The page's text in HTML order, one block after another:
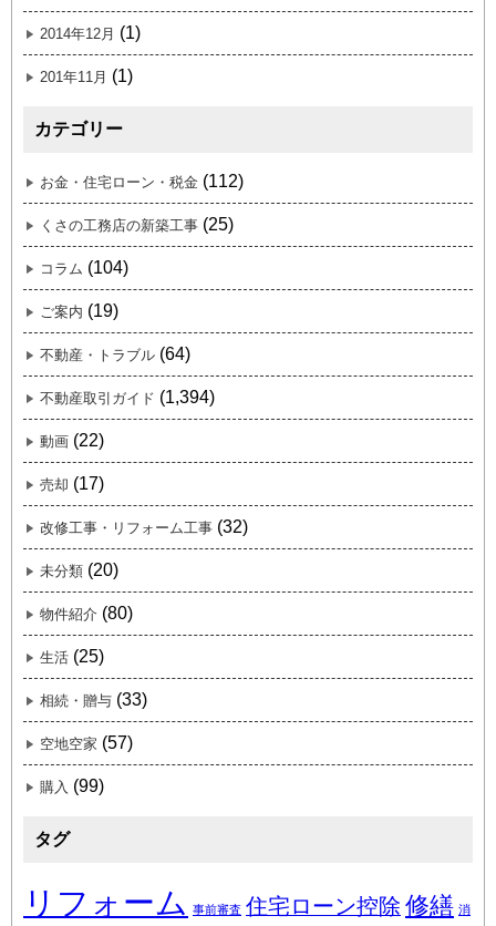
2014年12月 (1)
201年11月 (1)
カテゴリー
お金・住宅ローン・税金 (112)
くさの工務店の新築工事 (25)
コラム (104)
ご案内 (19)
不動産・トラブル (64)
不動産取引ガイド (1,394)
動画 (22)
売却 (17)
改修工事・リフォーム工事 (32)
未分類 (20)
物件紹介 (80)
生活 (25)
相続・贈与 (33)
空地空家 (57)
購入 (99)
タグ
リフォーム 事前審査 住宅ローン控除 修繕 消